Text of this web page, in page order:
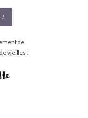
!
de
vieilles !